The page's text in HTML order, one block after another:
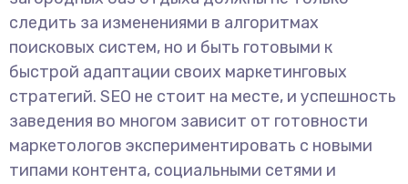
следить за изменениями в алгоритмах
поисковых систем, но и быть готовыми к
быстрой адаптации своих маркетинговых
стратегий. SEO не стоит на месте, и успешность
заведения во многом зависит от готовности
маркетологов экспериментировать с новыми
типами контента, социальными сетями и